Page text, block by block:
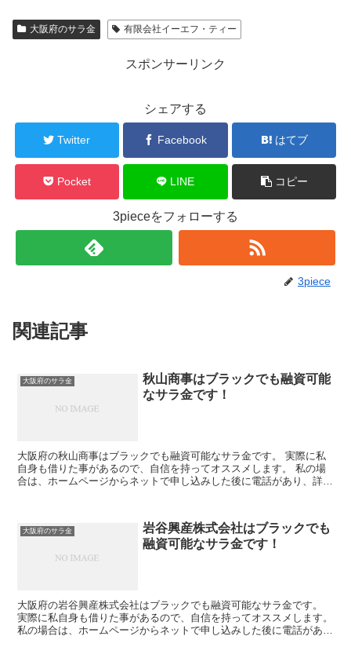
大阪府のサラ金 有限会社イーエフ・ティー
スポンサーリンク
シェアする
Twitter Facebook はてブ
Pocket LINE コピー
3pieceをフォローする
3piece
関連記事
大阪府のサラ金
秋山商事はブラックでも融資可能
なサラ金です！
大阪府の秋山商事はブラックでも融資可能なサラ金です。 実際に私
自身も借りた事があるので、自信を持ってオススメします。 私の場
合は、ホームページからネットで申し込みした後に電話があり、詳細
大阪府のサラ金
岩谷興産株式会社はブラックでも
融資可能なサラ金です！
大阪府の岩谷興産株式会社はブラックでも融資可能なサラ金です。
実際に私自身も借りた事があるので、自信を持ってオススメします。
私の場合は、ホームページからネットで申し込みした後に電話があ